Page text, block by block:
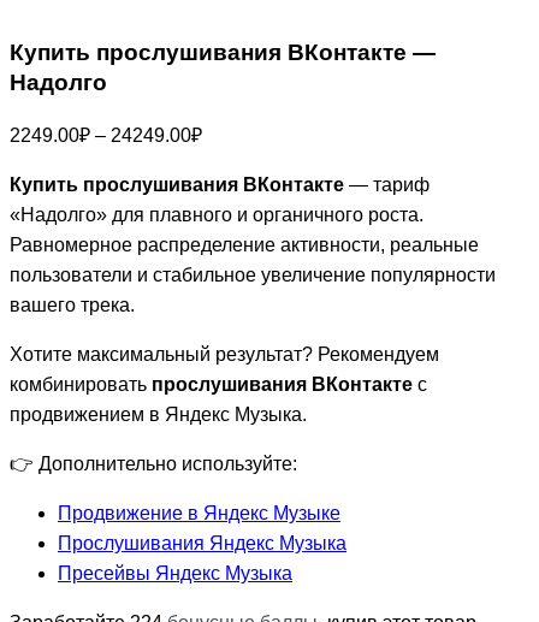
Купить прослушивания ВКонтакте —
Надолго
2249.00₽ – 24249.00₽Диапазон
2249.00₽
–
24249.00₽
Купить прослушивания ВКонтакте — тариф
«Надолго» для плавного и органичного роста.
Равномерное распределение активности, реальные
пользователи и стабильное увеличение популярности
вашего трека.
Хотите максимальный результат? Рекомендуем
комбинировать прослушивания ВКонтакте с
продвижением в Яндекс Музыка.
👉 Дополнительно используйте:
Продвижение в Яндекс Музыке
Прослушивания Яндекс Музыка
Пресейвы Яндекс Музыка